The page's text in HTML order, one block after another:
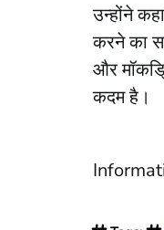
उन्होंने
करने का
और
कदम है।